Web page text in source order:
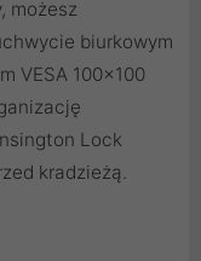
możesz
biurkowym
VESA 100x100
Lock
kradzieżą.